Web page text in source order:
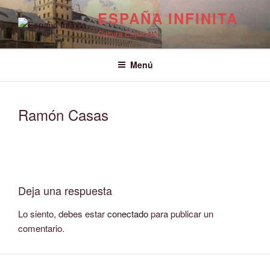
Saltar
al
contenido
ESPAÑA INFINITA
Cultura Española
Menú
Ramón Casas
Deja una respuesta
Lo siento, debes estarconectadopara publicar un
comentario.